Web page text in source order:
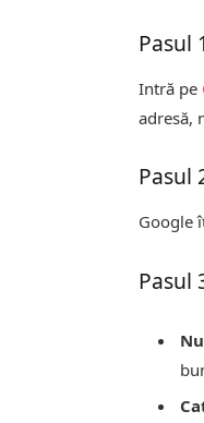
Pasul
Intră pe
adresă,
Pasul
Google
Pasul